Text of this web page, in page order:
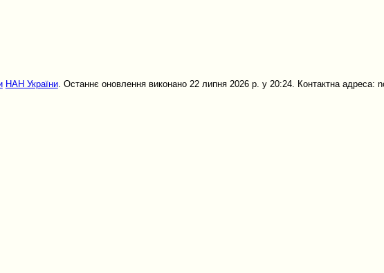
НАН України. Останнє оновлення виконано 22 липня 2026 р. у 20:24. Контактна адреса: